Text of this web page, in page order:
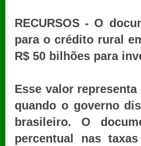
RECURSOS - O
para o crédito rural
R$ 50 bilhões para
Esse valor
quando o governo
brasileiro. O
percentual nas